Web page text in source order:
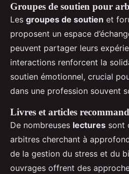
Groupes de soutien pour
Les groupes de soutien et
proposent un espace
peuvent partager leurs
interactions renforcent la
soutien émotionnel, crucial
dans une profession souvent
Livres et articles
De nombreuses lectures sont
arbitres cherchant à
de la gestion du stress et du
ouvrages offrent des